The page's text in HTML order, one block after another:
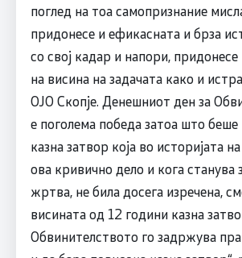
поглед на тоа самопризнание
придонесе и ефикасната и брза
со свој кадар и напори,
на висина на задачата како и
ОЈО Скопје. Денешниот ден за
е поголема победа затоа што беше
казна затвор која во историјата
ова кривично дело и кога станува
жртва, не била досега изречена,
висината од 12 години казна
Обвинителството го задржува